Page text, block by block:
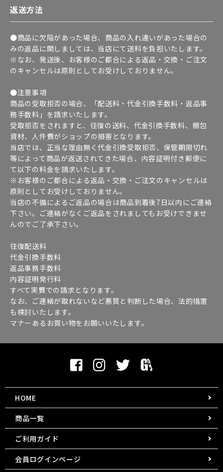
返送方法
●商品に欠陥があった場合、商品の入れ違いがあった場合の
みの返品に関しましては、当店にて送料を負担いたします。
※なお、発送後、お客様のご都合による返品・交換・ご注文
のキャンセルは原則としてお受けしておりません。
●注意事項
商品の受取拒否の場合、「配送料・代金引換手数料・返品事
務手数料」を請求いたします。
受取拒否をされますと、往復の送料、代金引換手数料、梱包
資材、人件費がショップの損害となります。
当店では、正当な理由無く代金引換受取拒否、保管期限切れ
等によって商品が返送されてきた場合、内容証明付き郵便に
て以下の料金を請求いたします。
※お客様のご都合による返品・交換・ご注文のキャンセルは
原則としてお受けしておりません。
当店の不備によるご返品の場合は商品到着後7日以内にご連絡
下さい。ご連絡がなくご返品をされましてもお受けできませ
んのでご了承下さい。
往復配送料
代金引換手数料
返品事務手数料
内容証明発行料
すべて実費での請求となります。
なお、ご連絡が取れないなど悪質と判断した場合、法的措置
も検討いたします。
マナーあるお買い物をお願いいたします。
HOME
商品一覧
ご利用ガイド
会員ログインページ